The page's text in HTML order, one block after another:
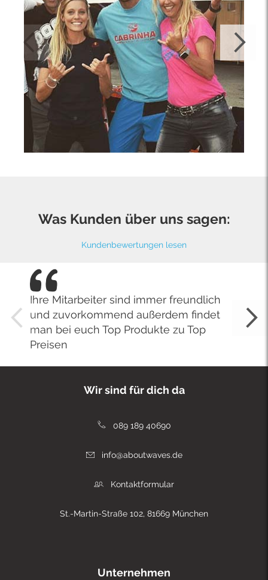
Was Kunden über uns sagen:
Kundenbewertungen lesen
Ihre Mitarbeiter sind immer freundlich
und zuvorkommend außerdem findet
man bei euch Top Produkte zu Top
Preisen
Wir sind für dich da
089 189 40690
info@aboutwaves.de
Kontaktformular
St.-Martin-Straße 102, 81669 München
Unternehmen